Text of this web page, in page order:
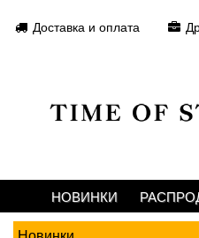
Доставка и оплата
НОВИНКИ